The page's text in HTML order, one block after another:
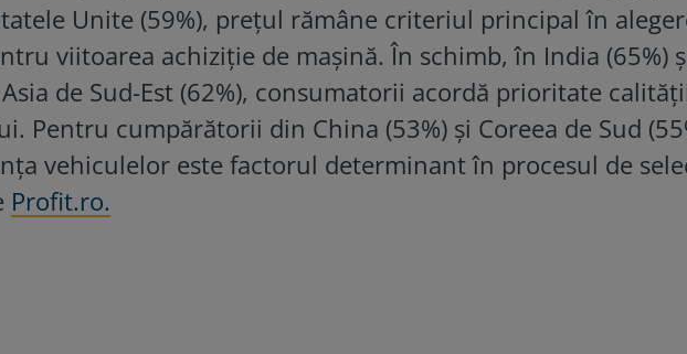
Unite (59%), prețul rămâne criteriul principal în
viitoarea achiziție de mașină. În schimb, în India (65%)
de Sud-Est (62%), consumatorii acordă prioritate
Pentru cumpărătorii din China (53%) și Coreea de Sud
vehiculelor este factorul determinant în procesul de
Profit.ro.